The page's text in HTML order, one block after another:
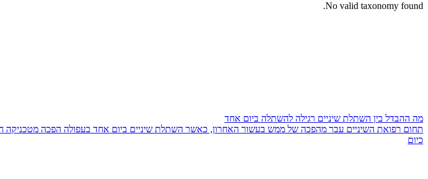
No valid taxonomy found.
מה ההבדל בין השתלת שיניים רגילה להשתלה ביום אחד
תחום רפואת השיניים עבר מהפכה של ממש בעשור האחרון, כאשר השתלת שיניים ביום אחד בעפולה הפכה מטכניקה
כיום